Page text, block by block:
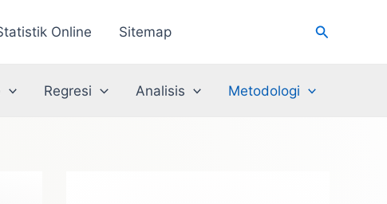
Online Sitemap Cari
Regresi Analisis Metodologi